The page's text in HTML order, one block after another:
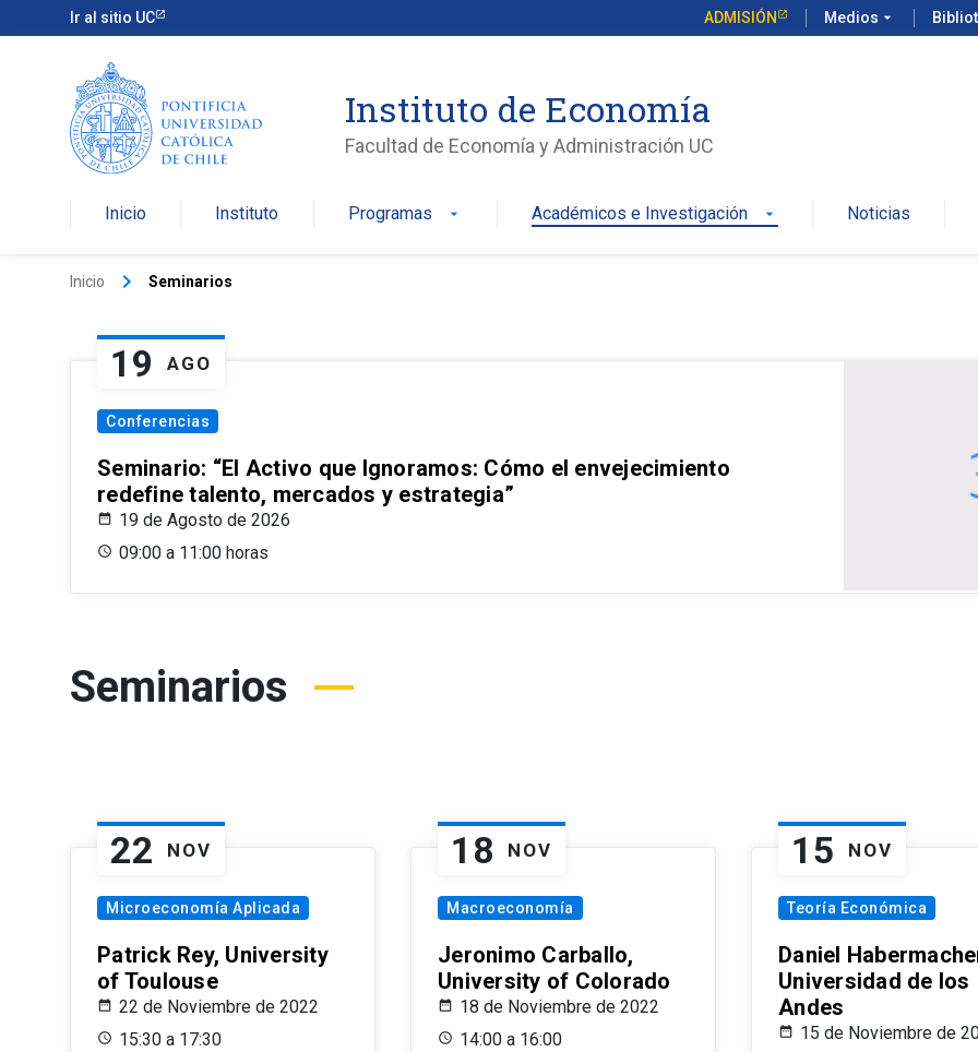
Ir al sitio UC ADMISIÓN Medios arrow_drop_down
Instituto de Economía
Facultad de Economía y Administración UC
Inicio Instituto Programas arrow_drop_down Académicos e Investigación arrow_drop_down Noticias
Inicio keyboard_arrow_right Seminarios
19 AGO
Conferencias
Seminario: “El Activo que Ignoramos: Cómo el envejecimiento
redefine talento, mercados y estrategia”
19 de Agosto de 2026
09:00 a 11:00 horas
Seminarios
22 NOV
Microeconomía Aplicada
Patrick Rey, University
of Toulouse
22 de Noviembre de 2022
15:30 a 17:30
18 NOV
Macroeconomía
Jeronimo Carballo,
University of Colorado
18 de Noviembre de 2022
14:00 a 16:00
15 NOV
Teoría Económica
Daniel
Universidad de los
Andes
15 de Noviembre de